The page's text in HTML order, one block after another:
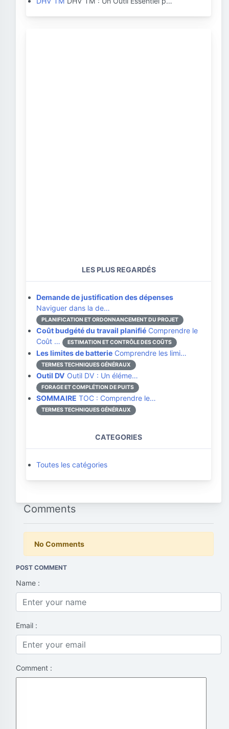
LES PLUS REGARDÉS
Demande de justification des dépenses
Naviguer dans la de…
PLANIFICATION ET ORDONNANCEMENT DU PROJET
Coût budgété du travail planifié Comprendre le
Coût …
ESTIMATION ET CONTRÔLE DES COÛTS
Les limites de batterie Comprendre les limi…
TERMES TECHNIQUES GÉNÉRAUX
Outil DV Outil DV : Un éléme…
FORAGE ET COMPLÉTION DE PUITS
SOMMAIRE TOC : Comprendre le…
TERMES TECHNIQUES GÉNÉRAUX
CATEGORIES
Toutes les catégories
Comments
No Comments
POST COMMENT
Name :
Email :
Comment :